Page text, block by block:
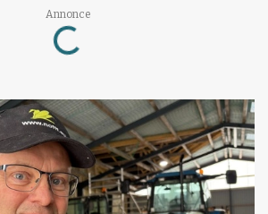
Annonce
Loading...